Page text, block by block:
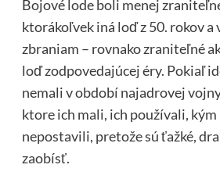
Bojové lode boli menej
ktorákoľvek iná loď z 50. rokov
zbraniam – rovnako zraniteľné
loď zodpovedajúcej éry. Pokiaľ
nemali v období najadrovej
ktore ich mali, ich používali,
nepostavili, pretože sú ťažké,
zaobísť.